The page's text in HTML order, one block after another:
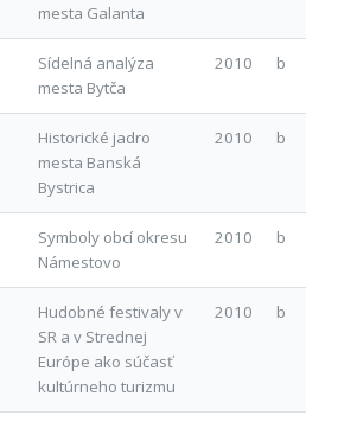
mesta Galanta
Sídelná analýza
mesta Bytča
2010 b
Historické jadro
mesta Banská
Bystrica
2010 b
Symboly obcí okresu
Námestovo
2010 b
Hudobné festivaly v
SR a v Strednej
Európe ako súčasť
kultúrneho turizmu
2010 b